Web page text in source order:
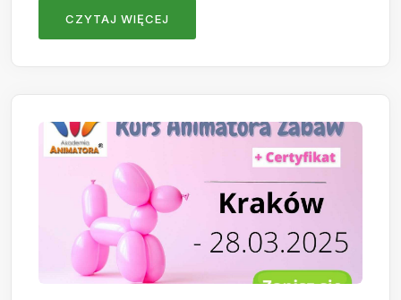
CZYTAJ WIĘCEJ